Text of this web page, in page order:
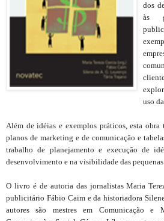
dos
às
uso
Além de idéias e exemplos práticos, esta obra
planos de marketing e de comunicação e
trabalho de planejamento e execução de
desenvolvimento e na visibilidade das pequenas
O livro é de autoria das jornalistas Maria
publicitário Fábio Caim e da historiadora
autores são mestres em Comunicação e